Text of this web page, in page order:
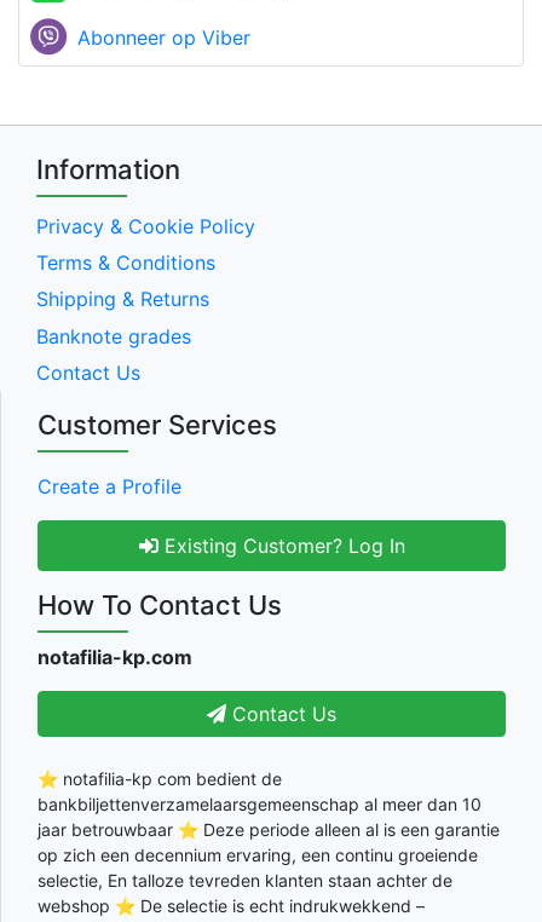
Abonneer op Viber
Information
Privacy & Cookie Policy
Terms & Conditions
Shipping & Returns
Banknote grades
Contact Us
Customer Services
Create a Profile
Existing Customer? Log In
How To Contact Us
notafilia-kp.com
Contact Us
⭐ notafilia-kp com bedient de
bankbiljettenverzamelaarsgemeenschap al meer dan 10
jaar betrouwbaar ⭐ Deze periode alleen al is een garantie
op zich een decennium ervaring, een continu groeiende
selectie, En talloze tevreden klanten staan achter de
webshop ⭐ De selectie is echt indrukwekkend –